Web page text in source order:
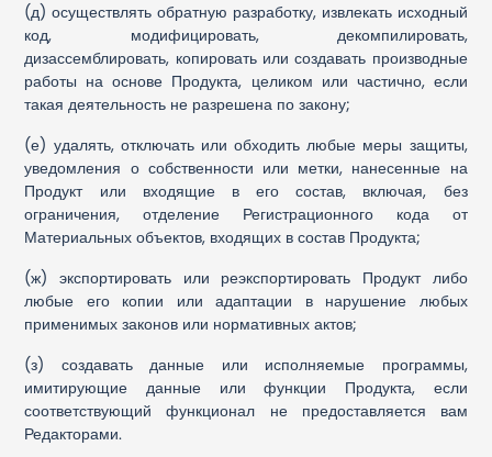
(д) осуществлять обратную разработку, извлекать исходный
код, модифицировать, декомпилировать,
дизассемблировать, копировать или создавать производные
работы на основе Продукта, целиком или частично, если
такая деятельность не разрешена по закону;
(е) удалять, отключать или обходить любые меры защиты,
уведомления о собственности или метки, нанесенные на
Продукт или входящие в его состав, включая, без
ограничения, отделение Регистрационного кода от
Материальных объектов, входящих в состав Продукта;
(ж) экспортировать или реэкспортировать Продукт либо
любые его копии или адаптации в нарушение любых
применимых законов или нормативных актов;
(з) создавать данные или исполняемые программы,
имитирующие данные или функции Продукта, если
соответствующий функционал не предоставляется вам
Редакторами.